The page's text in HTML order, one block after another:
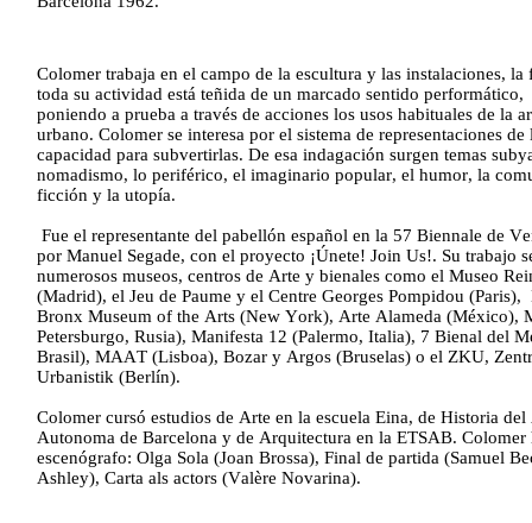
Colomer trabaja en el campo de la escultura y las instalaciones,
toda su actividad está teñida de un marcado sentido performático,
poniendo a prueba a través de acciones los usos habituales de la
urbano. Colomer se interesa por el sistema de representaciones
capacidad para subvertirlas. De esa indagación surgen temas
nomadismo, lo periférico, el imaginario popular, el humor, la
ficción y la utopía.
Fue el representante del pabellón español en la 57 Biennale de
por Manuel Segade, con el proyecto ¡Únete! Join Us!. Su trabajo
numerosos museos, centros de Arte y bienales como el Museo
(Madrid), el Jeu de Paume y el Centre Georges Pompidou (Paris),
Bronx Museum of the Arts (New York), Arte Alameda (México),
Petersburgo, Rusia), Manifesta 12 (Palermo, Italia), 7 Bienal del
Brasil), MAAT (Lisboa), Bozar y Argos (Bruselas) o el ZKU,
Urbanistik (Berlín).
Colomer cursó estudios de Arte en la escuela Eina, de Historia
Autonoma de Barcelona y de Arquitectura en la ETSAB.
escenógrafo: Olga Sola (Joan Brossa), Final de partida (Samuel
Ashley), Carta als actors (Valère Novarina).